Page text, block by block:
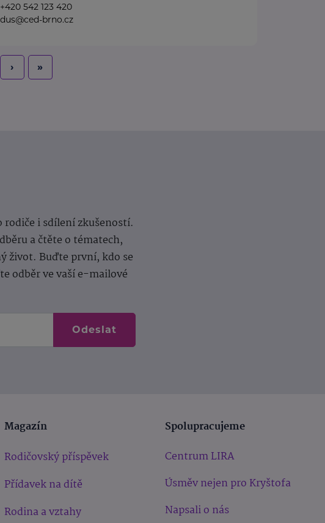
+420 542 123 420
dus@ced-brno.cz
› »
i sdílení zkušeností.
a čtěte o tématech,
život. Buďte první, kdo se
odběr ve vaší e-mailové
Odeslat
Magazín
Rodičovský příspěvek
Přídavek na dítě
Rodina a vztahy
Spolupracujeme
Centrum LIRA
Úsměv nejen pro Kryštofa
Napsali o nás